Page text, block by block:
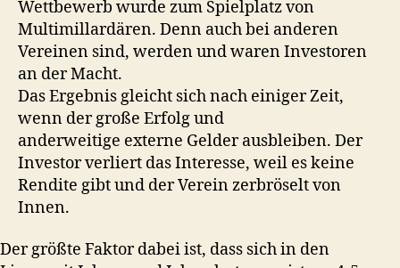
Wettbewerb wurde zum Spielplatz von
Multimillardären. Denn auch bei anderen
Vereinen sind, werden und waren Investoren
an der Macht.
Das Ergebnis gleicht sich nach einiger Zeit,
wenn der große Erfolg und
anderweitige externe Gelder ausbleiben. Der
Investor verliert das Interesse, weil es keine
Rendite gibt und der Verein zerbröselt von
Innen.
Der größte Faktor dabei ist, dass sich in den